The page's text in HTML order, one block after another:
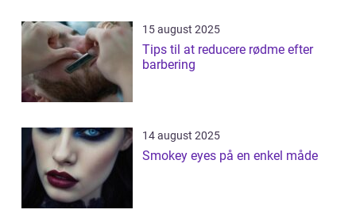
15 august 2025
Tips til at reducere rødme efter
barbering
14 august 2025
Smokey eyes på en enkel måde